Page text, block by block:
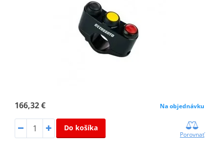
166,32 € Na objednávku
Do košíka
Porovnať